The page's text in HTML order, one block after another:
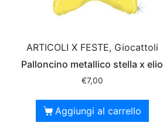
ARTICOLI X FESTE, Giocattoli
Palloncino metallico stella x elio
€7,00
Aggiungi al carrello